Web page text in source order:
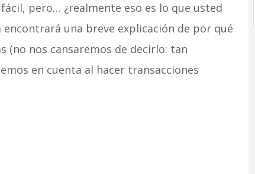
pero… ¿realmente eso es lo que usted
una breve explicación de por qué
(no nos cansaremos de decirlo: tan
en cuenta al hacer transacciones